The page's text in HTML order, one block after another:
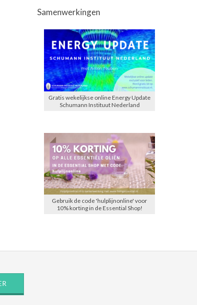
Samenwerkingen
Gratis wekelijkse online Energy Update
Schumann Instituut Nederland
Gebruik de code 'hulplijnonline' voor
10% korting in de Essential Shop!